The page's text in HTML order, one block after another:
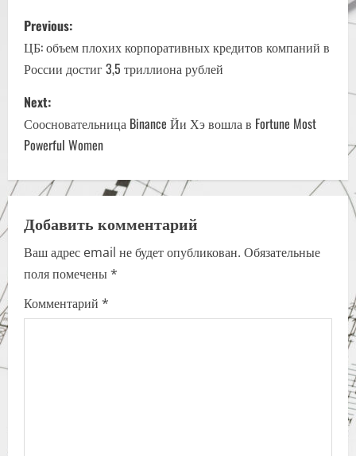
P
o
s
t
n
a
v
i
g
a
Previous:
ЦБ: объем плохих корпоративных кредитов компаний в
России достиг 3,5 триллиона рублей
Next:
Соосновательница Binance Йи Хэ вошла в Fortune Most
Powerful Women
Добавить комментарий
Ваш адрес email не будет опубликован. Обязательные
поля помечены*
Комментарий *